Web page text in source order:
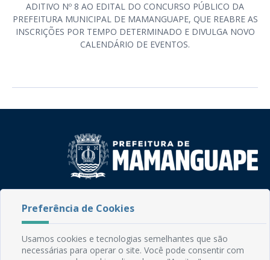
ADITIVO Nº 8 AO EDITAL DO CONCURSO PÚBLICO DA
PREFEITURA MUNICIPAL DE MAMANGUAPE, QUE REABRE AS
INSCRIÇÕES POR TEMPO DETERMINADO E DIVULGA NOVO
CALENDÁRIO DE EVENTOS.
CEP: 58.280-000 - Mamanguape/PB
Fone: (83) 3292-2246
Email: comunicacao@mamanguape.pb.gov.br
Expediente: Segunda à Sexta, das 08h às 13h
Preferência de Cookies
Usamos cookies e tecnologias semelhantes que são
necessárias para operar o site. Você pode consentir com